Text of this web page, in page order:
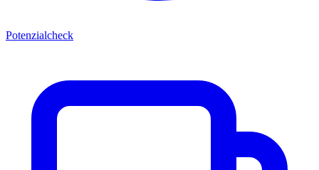
Potenzialcheck